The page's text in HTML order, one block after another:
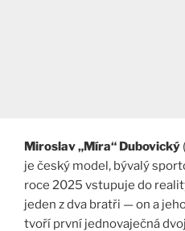
Miroslav „Míra“ Dubovický
je český model, bývalý
roce 2025 vstupuje do
jeden z dva bratři — on a
tvoří první jednovaječná